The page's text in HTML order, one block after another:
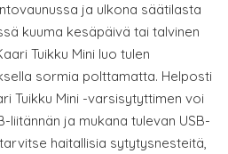
ja ulkona säätilasta
kuuma kesäpäivä tai talvinen
Tuikku Mini luo tulen
sormia polttamatta. Helposti
Tuikku Mini -varsisytyttimen voi
liitännän ja mukana tulevan USB-
haitallisia sytytysnesteitä,